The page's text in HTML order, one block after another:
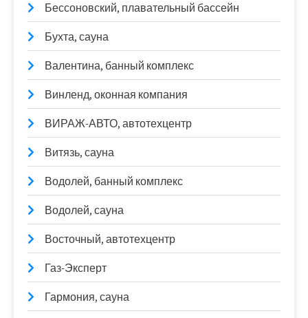
Бессоновский, плавательный бассейн
Бухта, сауна
Валентина, банный комплекс
Винленд, оконная компания
ВИРАЖ-АВТО, автотехцентр
Витязь, сауна
Водолей, банный комплекс
Водолей, сауна
Восточный, автотехцентр
Газ-Эксперт
Гармония, сауна